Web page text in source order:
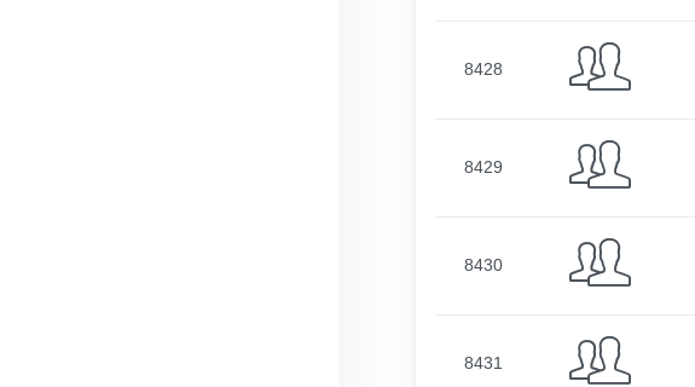
8428
8429
8430
8431